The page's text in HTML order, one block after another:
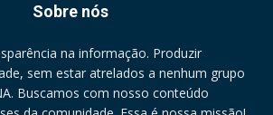
Sobre nós
na informação. Produzir
sem estar atrelados a nenhum grupo
Buscamos com nosso conteúdo